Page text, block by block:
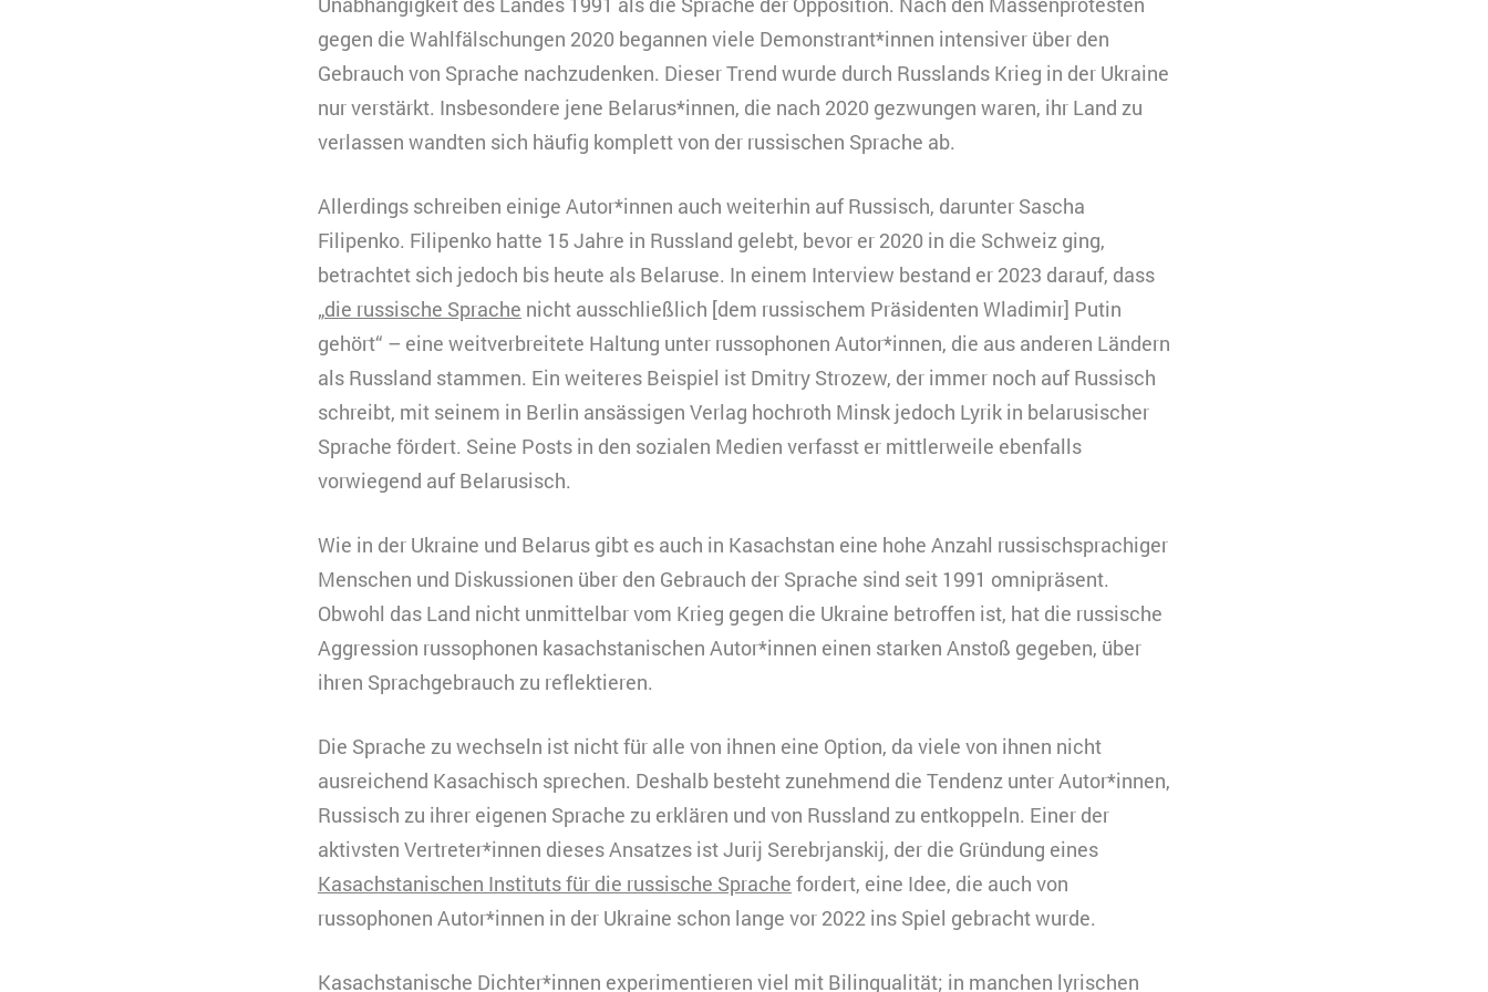
gegen die Wahlfälschungen 2020 begannen viele Demonstrant*innen intensiver über den
Gebrauch von Sprache nachzudenken. Dieser Trend wurde durch Russlands Krieg in der Ukraine
nur verstärkt. Insbesondere jene Belarus*innen, die nach 2020 gezwungen waren, ihr Land zu
verlassen wandten sich häufig komplett von der russischen Sprache ab.
Allerdings schreiben einige Autor*innen auch weiterhin auf Russisch, darunter Sascha
Filipenko. Filipenko hatte 15 Jahre in Russland gelebt, bevor er 2020 in die Schweiz ging,
betrachtet sich jedoch bis heute als Belaruse. In einem Interview bestand er 2023 darauf, dass
„die russische Sprache nicht ausschließlich [dem russischem Präsidenten Wladimir] Putin
gehört“ – eine weitverbreitete Haltung unter russophonen Autor*innen, die aus anderen Ländern
als Russland stammen. Ein weiteres Beispiel ist Dmitry Strozew, der immer noch auf Russisch
schreibt, mit seinem in Berlin ansässigen Verlag hochroth Minsk jedoch Lyrik in belarusischer
Sprache fördert. Seine Posts in den sozialen Medien verfasst er mittlerweile ebenfalls
vorwiegend auf Belarusisch.
Wie in der Ukraine und Belarus gibt es auch in Kasachstan eine hohe Anzahl russischsprachiger
Menschen und Diskussionen über den Gebrauch der Sprache sind seit 1991 omnipräsent.
Obwohl das Land nicht unmittelbar vom Krieg gegen die Ukraine betroffen ist, hat die russische
Aggression russophonen kasachstanischen Autor*innen einen starken Anstoß gegeben, über
ihren Sprachgebrauch zu reflektieren.
Die Sprache zu wechseln ist nicht für alle von ihnen eine Option, da viele von ihnen nicht
ausreichend Kasachisch sprechen. Deshalb besteht zunehmend die Tendenz unter Autor*innen,
Russisch zu ihrer eigenen Sprache zu erklären und von Russland zu entkoppeln. Einer der
aktivsten Vertreter*innen dieses Ansatzes ist Jurij Serebrjanskij, der die Gründung eines
Kasachstanischen Instituts für die russische Sprache fordert, eine Idee, die auch von
russophonen Autor*innen in der Ukraine schon lange vor 2022 ins Spiel gebracht wurde.
Kasachstanische Dichter*innen experimentieren viel mit Bilingualität; in manchen lyrischen
Anbieter
Matomo
speichern.
Ablauf
30 Minuten
Typ
HTML
Anbieter
Matomo
Zweck
Bindet Videos ein, die unsere Kampagnenarbeit präsentieren. Es werden
Cookies gesetzt, und Daten in die USA transferiert, was Ihre Zustimmung
nach §49 Abs. 1 der DSGVO erfordert.
Ablauf
keine
Typ
Verbindung
Anbieter
YouTube